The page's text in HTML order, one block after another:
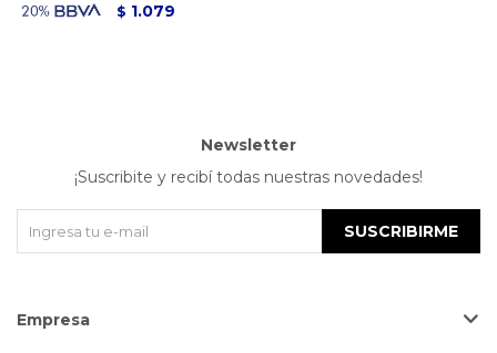
$ 1.079
Empresa
Newsletter
¡Suscribite y recibí todas nuestras novedades!
SUSCRIBIRME